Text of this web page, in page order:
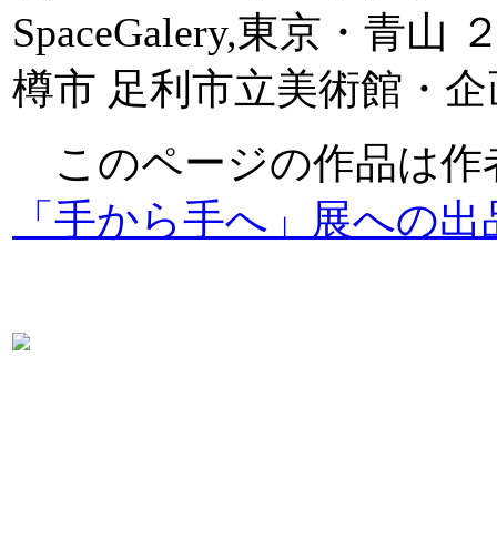
SpaceGalery,東京・青
樽市 足利市立美術館・
このページの作品は作
「手から手へ」展への